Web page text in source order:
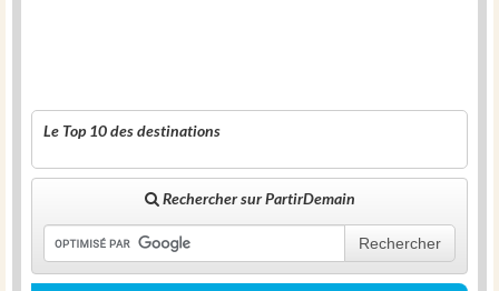
Le Top 10 des destinations
Rechercher sur PartirDemain
Rechercher